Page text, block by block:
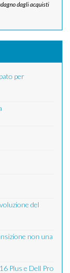
dagli acquisti
per
del
non una
Plus e Dell Pro